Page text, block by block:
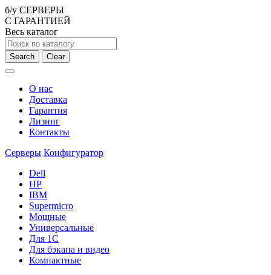
б/у СЕРВЕРЫ
С ГАРАНТИЕЙ
Весь каталог
Search Clear
О нас
Доставка
Гарантия
Лизинг
Контакты
Серверы Конфигуратор
Dell
HP
IBM
Supermicro
Мощные
Универсальные
Для 1С
Для бэкапа и видео
Компактные